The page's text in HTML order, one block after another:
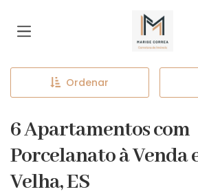
Página
Ordenar
6 Apartamentos com
Porcelanato à Venda
Velha, ES